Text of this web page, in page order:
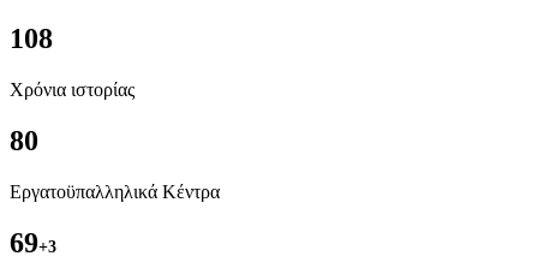
108
Χρόνια ιστορίας
80
Εργατοϋπαλληλικά Κέντρα
69+3